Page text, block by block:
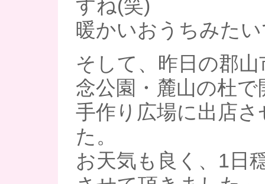
すね(笑)
暖かいおうちみた
そして、昨日の郡
念公園・麓山の杜
手作り広場に出店
た。
お天気も良く、1日